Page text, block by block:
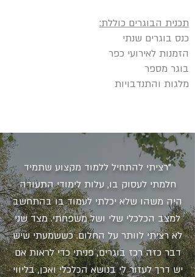
תכנית הבוגרים כוללת:
כנס בוגרים שנתי
הזמנות לאירועי כפר
בוגר מספר
מלגות והתנדבויות
"רציתי להתחיל ללמוד מקצוע שתמיד
חלמתי לעסוק בו, עלות לימודי התעודה
היה משהו שלא יכלתי לעמוד בו בהתחשב
למצב הכלכלי שלי ושל משפחתי. מצד שני
לא רציתי לוותר על החלום. כששמעתי שיש
דבר כזה רכז בוגרים, פניתי כדי לראות אם
יש דרך לעזור לי בנושא הכלכלי ואכן, בליווי